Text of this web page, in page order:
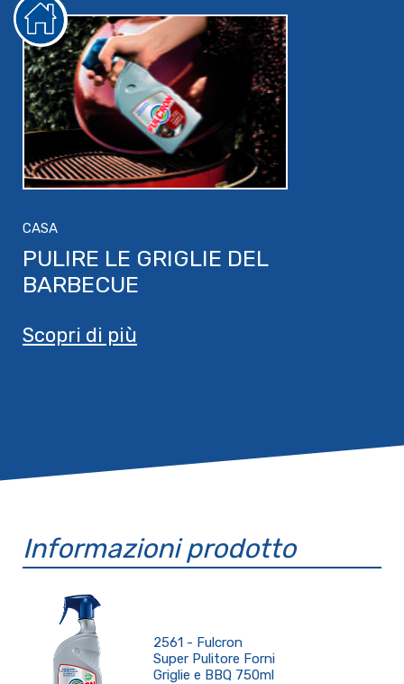
CASA
PULIRE LE GRIGLIE DEL
BARBECUE
Scopri di più
Informazioni prodotto
2561 - Fulcron
Super Pulitore Forni
Griglie e BBQ 750ml